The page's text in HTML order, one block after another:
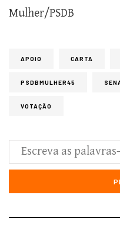
Mulher/PSDB
APOIO CARTA
PSDBMULHER45
VOTAÇÃO